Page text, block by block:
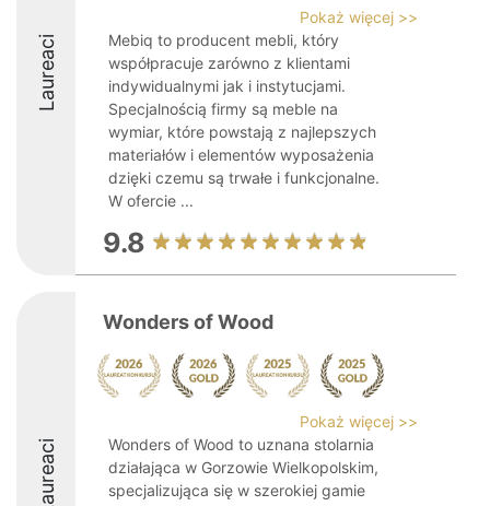
Laureaci
Pokaż więcej >>
Mebiq to producent mebli, który
współpracuje zarówno z klientami
indywidualnymi jak i instytucjami.
Specjalnością firmy są meble na
wymiar, które powstają z najlepszych
materiałów i elementów wyposażenia
dzięki czemu są trwałe i funkcjonalne.
W ofercie ...
9.8
Laureaci
Wonders of Wood
Pokaż więcej >>
Wonders of Wood to uznana stolarnia
działająca w Gorzowie Wielkopolskim,
specjalizująca się w szerokiej gamie